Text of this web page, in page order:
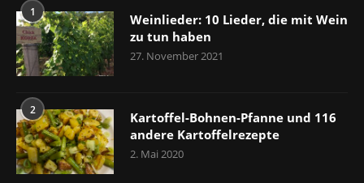
1
Weinlieder: 10 Lieder, die mit Wein
zu tun haben
27. November 2021
2
Kartoffel-Bohnen-Pfanne und 116
andere Kartoffelrezepte
2. Mai 2020